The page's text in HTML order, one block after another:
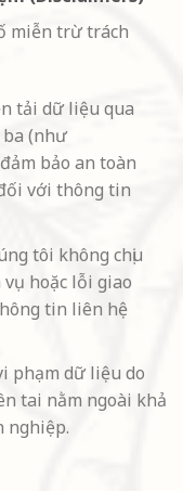
miễn trừ trách
tải dữ liệu qua
(như
bảo an toàn
với thông tin
tôi không chịu
hoặc lỗi giao
tin liên hệ
phạm dữ liệu do
tai nằm ngoài khả
nghiệp.